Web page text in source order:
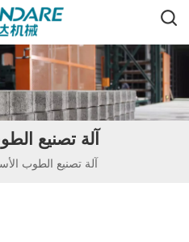
آلة تصنيع
آلة تصنيع الطوب